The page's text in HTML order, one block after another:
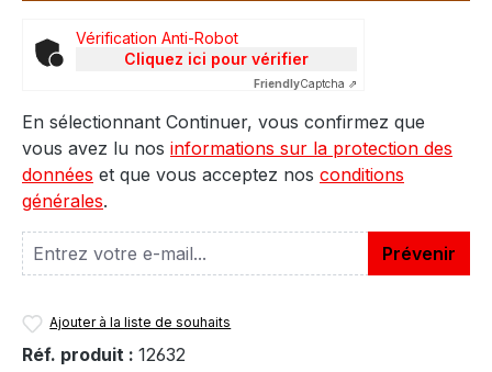
Vérification Anti-Robot
Cliquez ici pour vérifier
FriendlyCaptcha ⇗
En sélectionnant Continuer, vous confirmez que
vous avez lu nos informations sur la protection des
données et que vous acceptez nos conditions
générales.
Prévenir
Ajouter à la liste de souhaits
Réf. produit : 12632